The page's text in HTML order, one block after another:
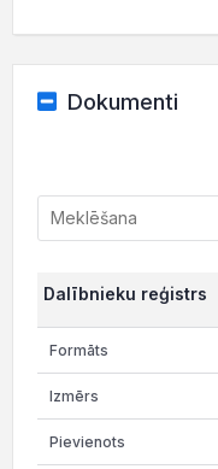
Dokumenti
Dalībnieku reģistrs